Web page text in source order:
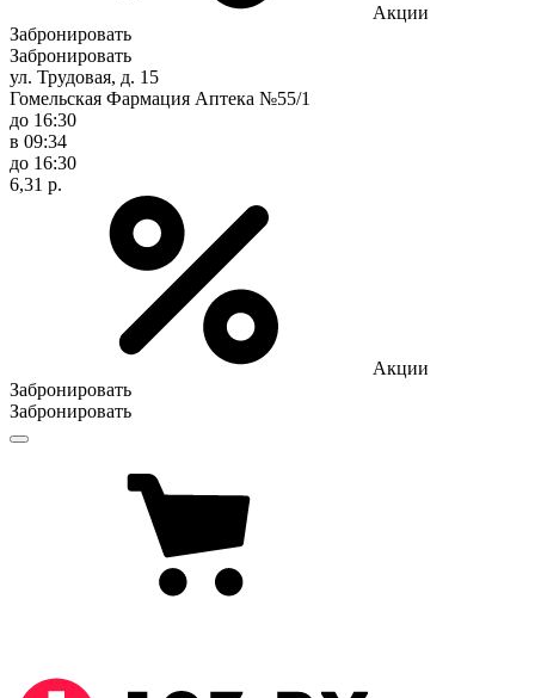
Акции
Забронировать
Забронировать
ул. Трудовая, д. 15
Гомельская Фармация Аптека №55/1
до 16:30
в 09:34
до 16:30
6,31 р.
Акции
Забронировать
Забронировать